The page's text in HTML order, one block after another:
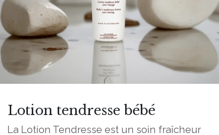
Lotion tendresse bébé
La Lotion Tendresse est un soin fraîcheur